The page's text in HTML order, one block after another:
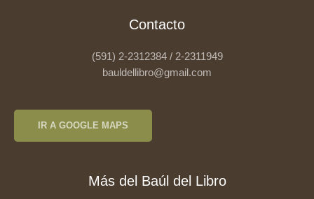
Contacto
(591) 2-2312384 / 2-2311949
bauldellibro@gmail.com
IR A GOOGLE MAPS
Más del Baúl del Libro